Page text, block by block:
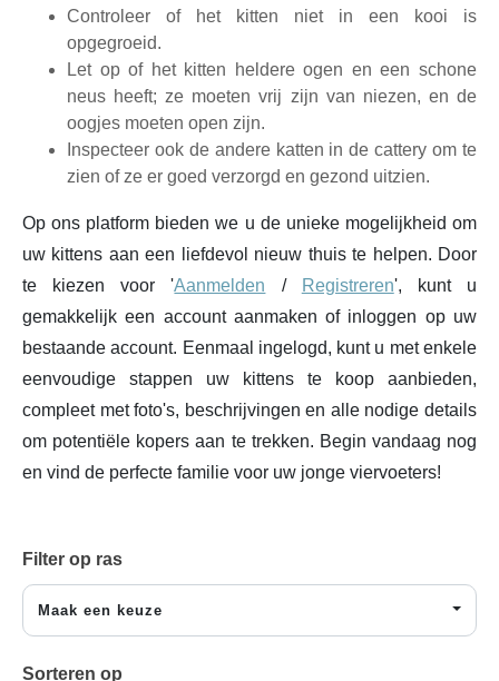
Controleer of het kitten niet in een kooi is
opgegroeid.
Let op of het kitten heldere ogen en een schone
neus heeft; ze moeten vrij zijn van niezen, en de
oogjes moeten open zijn.
Inspecteer ook de andere katten in de cattery om te
zien of ze er goed verzorgd en gezond uitzien.
Op ons platform bieden we u de unieke mogelijkheid om
uw kittens aan een liefdevol nieuw thuis te helpen. Door
te kiezen voor 'Aanmelden / Registreren', kunt u
gemakkelijk een account aanmaken of inloggen op uw
bestaande account. Eenmaal ingelogd, kunt u met enkele
eenvoudige stappen uw kittens te koop aanbieden,
compleet met foto's, beschrijvingen en alle nodige details
om potentiële kopers aan te trekken. Begin vandaag nog
en vind de perfecte familie voor uw jonge viervoeters!
Filter op ras
Maak een keuze
Sorteren op